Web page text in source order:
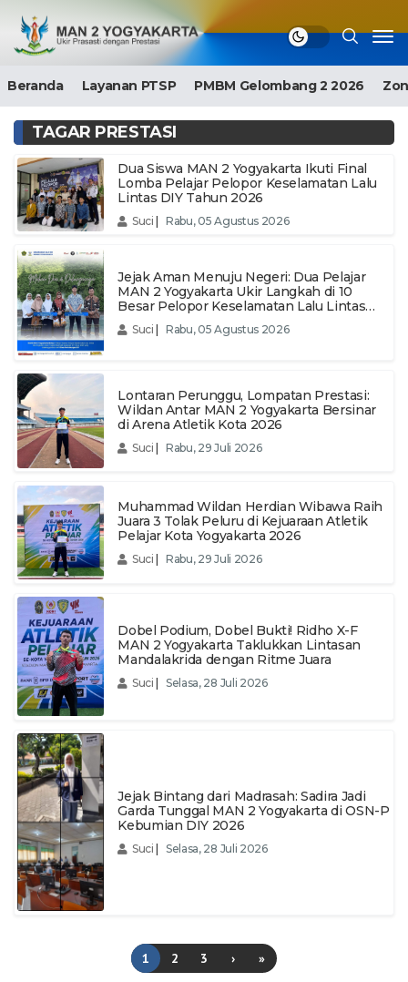
Beranda Layanan PTSP PMBM Gelombang 2 2026
TAGAR PRESTASI
Dua Siswa MAN 2 Yogyakarta Ikuti Final
Lomba Pelajar Pelopor Keselamatan Lalu
Lintas DIY Tahun 2026
Suci Rabu, 05 Agustus 2026
Jejak Aman Menuju Negeri: Dua Pelajar
MAN 2 Yogyakarta Ukir Langkah di 10
Besar Pelopor Keselamatan Lalu Lintas
DIY 2026
Suci | Rabu, 05 Agustus 2026
Lontaran Perunggu, Lompatan Prestasi:
Wildan Antar MAN 2 Yogyakarta Bersinar
di Arena Atletik Kota 2026
Suci | Rabu, 29 Juli 2026
Muhammad Wildan Herdian Wibawa Raih
Juara 3 Tolak Peluru di Kejuaraan Atletik
Pelajar Kota Yogyakarta 2026
Suci Rabu, 29 Juli 2026
Dobel Podium, Dobel Bukti! Ridho X-F
MAN 2 Yogyakarta Taklukkan Lintasan
Mandalakrida dengan Ritme Juara
Suci Selasa, 28 Juli 2026
Jejak Bintang dari Madrasah: Sadira Jadi
Garda Tunggal MAN 2 Yogyakarta di OSN-P
Kebumian DIY 2026
Suci Selasa, 28 Juli 2026
1 2 3 › »